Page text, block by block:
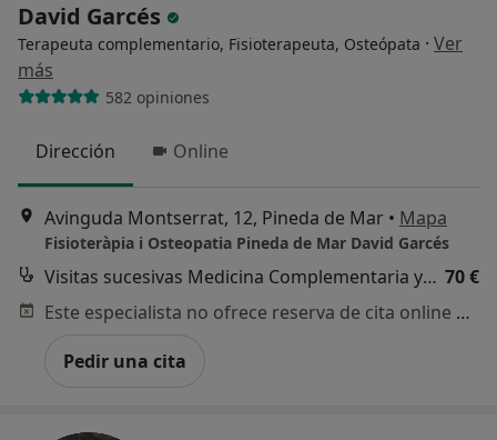
David Garcés
Terapeuta complementario, Fisioterapeuta, Osteópata · Ver
más
582 opiniones
Dirección Online
Avinguda Montserrat, 12, Pineda de Mar • Mapa
Fisioteràpia i Osteopatia Pineda de Mar David Garcés
Visitas sucesivas Medicina Complementaria y terapias alternativas 70 €
Este especialista no ofrece reserva de cita online en esta dirección.
Pedir una cita